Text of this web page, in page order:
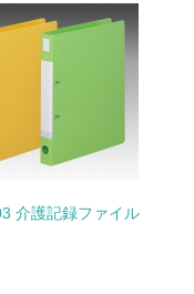
介護記録ファイル